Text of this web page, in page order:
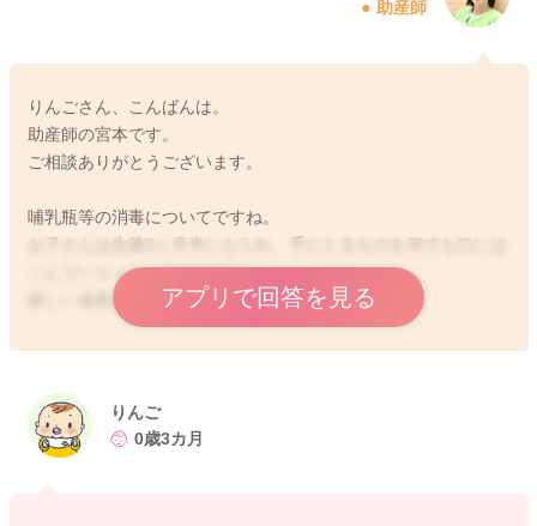
助産師
りんごさん、こんばんは。
助産師の宮本です。
ご相談ありがとうございます。
哺乳瓶等の消毒についてですね。
お子さんは生後3ヶ月半になられ、手にとるものを何でも口には
こんでいらっしゃるのですね。
嬉しい成長がみられますね。
おっしゃるように手をはじめ何でも口に入れるようになると、
も出てくることとお察しいたします。
アプリで回答を見る
りんご
0歳3カ月